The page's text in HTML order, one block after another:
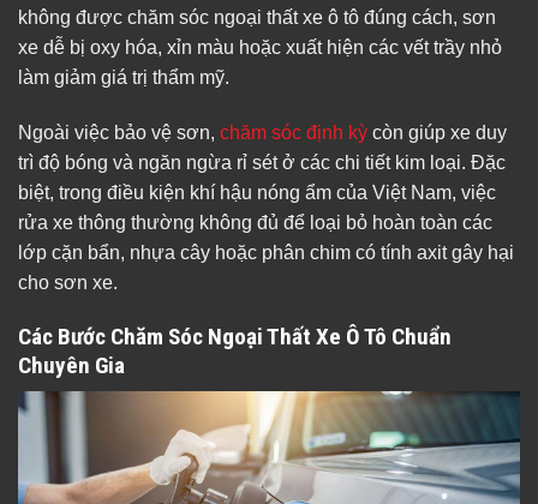
không được chăm sóc ngoại thất xe ô tô đúng cách, sơn
xe dễ bị oxy hóa, xỉn màu hoặc xuất hiện các vết trầy nhỏ
làm giảm giá trị thẩm mỹ.
Ngoài việc bảo vệ sơn, chăm sóc định kỳ còn giúp xe duy
trì độ bóng và ngăn ngừa rỉ sét ở các chi tiết kim loại. Đặc
biệt, trong điều kiện khí hậu nóng ẩm của Việt Nam, việc
rửa xe thông thường không đủ để loại bỏ hoàn toàn các
lớp cặn bẩn, nhựa cây hoặc phân chim có tính axit gây hại
cho sơn xe.
Các Bước Chăm Sóc Ngoại Thất Xe Ô Tô Chuẩn
Chuyên Gia